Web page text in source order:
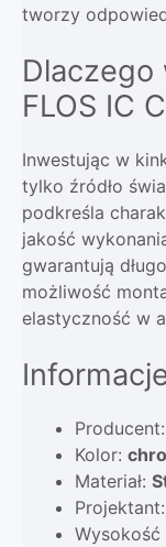
tworzy
FLOS IC
Inwestując w
tylko źródło
podkreśla
jakość
gwarantują
możliwość
elastyczność w
Producent:
Kolor:
Materiał:
Projektant:
Wysokość